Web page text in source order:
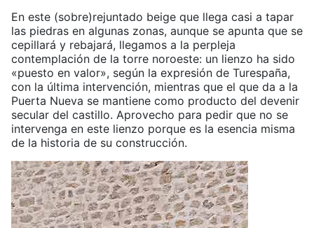
En este (sobre)rejuntado beige que llega casi a tapar
las piedras en algunas zonas, aunque se apunta que se
cepillará y rebajará, llegamos a la perpleja
contemplación de la torre noroeste: un lienzo ha sido
«puesto en valor», según la expresión de Turespaña,
con la última intervención, mientras que el que da a la
Puerta Nueva se mantiene como producto del devenir
secular del castillo. Aprovecho para pedir que no se
intervenga en este lienzo porque es la esencia misma
de la historia de su construcción.